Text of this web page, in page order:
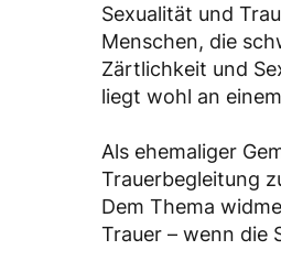
Sexualität und
Menschen, die
Zärtlichkeit und
liegt wohl an
Als ehemaliger
Trauerbegleitung
Dem Thema
Trauer – wenn die